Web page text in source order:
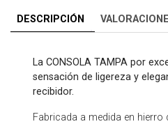
DESCRIPCIÓN
La CONSOLA TAMPA por
sensación de ligereza y
recibidor.
Fabricada a medida en hierro